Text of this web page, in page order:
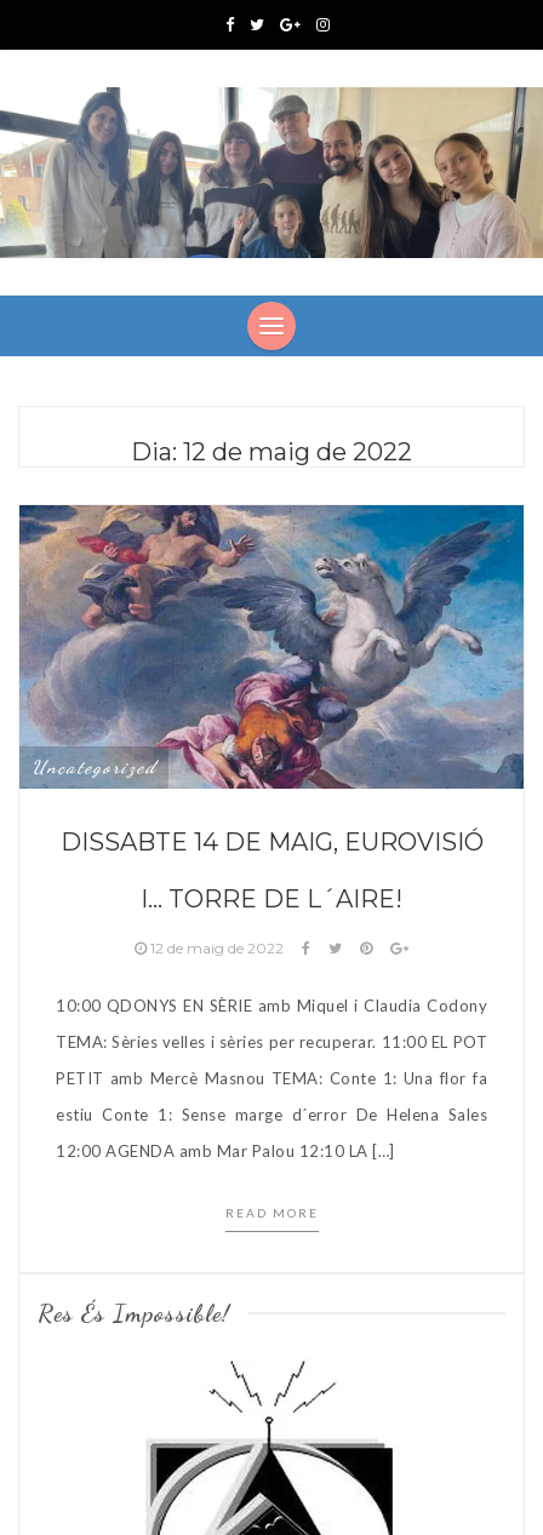
Dia: 12 de maig de 2022
Uncategorized
DISSABTE 14 DE MAIG, EUROVISIÓ
I… TORRE DE L´AIRE!
12 de maig de 2022
10:00 QDONYS EN SÈRIE amb Miquel i Claudia Codony
TEMA: Sèries velles i sèries per recuperar. 11:00 EL POT
PETIT amb Mercè Masnou TEMA: Conte 1: Una flor fa
estiu Conte 1: Sense marge d´error De Helena Sales
12:00 AGENDA amb Mar Palou 12:10 LA […]
READ MORE
Res És Impossible!